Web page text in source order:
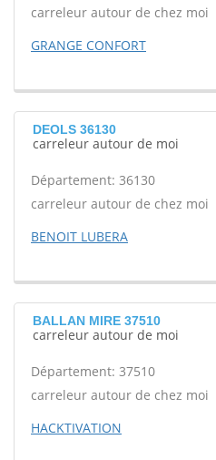
carreleur autour de chez moi
GRANGE CONFORT
DEOLS 36130
carreleur autour de moi
Département: 36130
carreleur autour de chez moi
BENOIT LUBERA
BALLAN MIRE 37510
carreleur autour de moi
Département: 37510
carreleur autour de chez moi
HACKTIVATION